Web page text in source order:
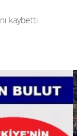
kaybetti